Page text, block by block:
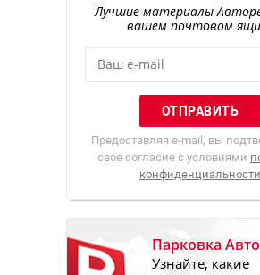
Лучшие материалы
вашем почтовом
Предоставляя e-mail, вы
свое согласие с условиями
конфиденциальности
Парковка
Узнайте, какие